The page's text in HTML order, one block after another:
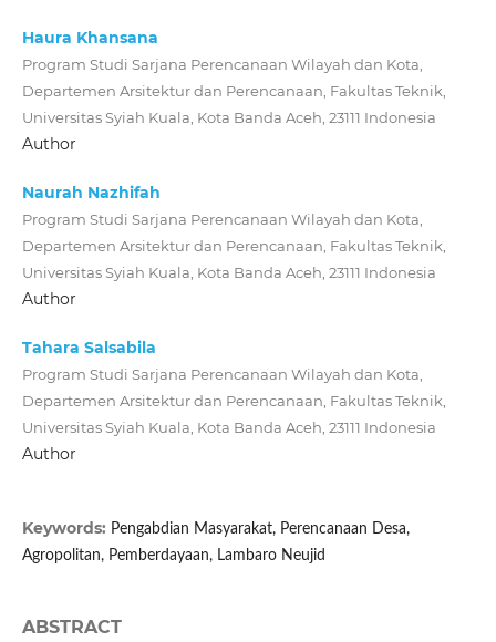
Haura Khansana
Program Studi Sarjana Perencanaan Wilayah dan Kota,
Departemen Arsitektur dan Perencanaan, Fakultas Teknik,
Universitas Syiah Kuala, Kota Banda Aceh, 23111 Indonesia
Author
Naurah Nazhifah
Program Studi Sarjana Perencanaan Wilayah dan Kota,
Departemen Arsitektur dan Perencanaan, Fakultas Teknik,
Universitas Syiah Kuala, Kota Banda Aceh, 23111 Indonesia
Author
Tahara Salsabila
Program Studi Sarjana Perencanaan Wilayah dan Kota,
Departemen Arsitektur dan Perencanaan, Fakultas Teknik,
Universitas Syiah Kuala, Kota Banda Aceh, 23111 Indonesia
Author
Keywords: Pengabdian Masyarakat, Perencanaan Desa,
Agropolitan, Pemberdayaan, Lambaro Neujid
ABSTRACT